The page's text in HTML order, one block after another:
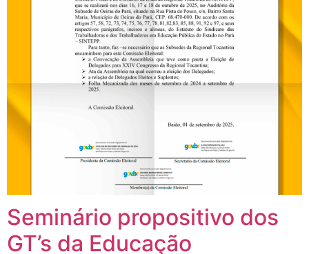
Seminário propositivo dos
GT’s da Educação